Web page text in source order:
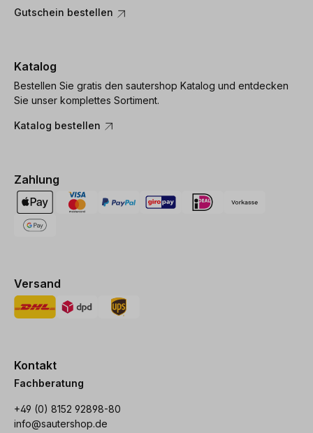
Gutschein bestellen
Katalog
Bestellen Sie gratis den sautershop Katalog und entdecken
Sie unser komplettes Sortiment.
Katalog bestellen
Zahlung
Versand
Kontakt
Fachberatung
+49 (0) 8152 92898-80
info@sautershop.de